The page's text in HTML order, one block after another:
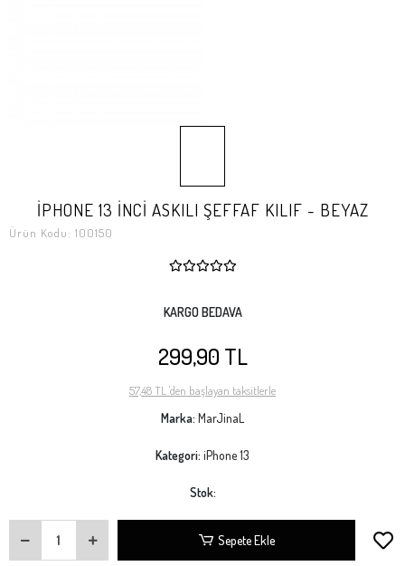
İPHONE 13 İNCİ ASKILI ŞEFFAF KILIF - BEYAZ
Ürün Kodu: 100150
KARGO BEDAVA
299,90 TL
57,48 TL 'den başlayan taksitlerle
Marka: MarJinaL
Kategori: iPhone 13
Stok:
Sepete Ekle